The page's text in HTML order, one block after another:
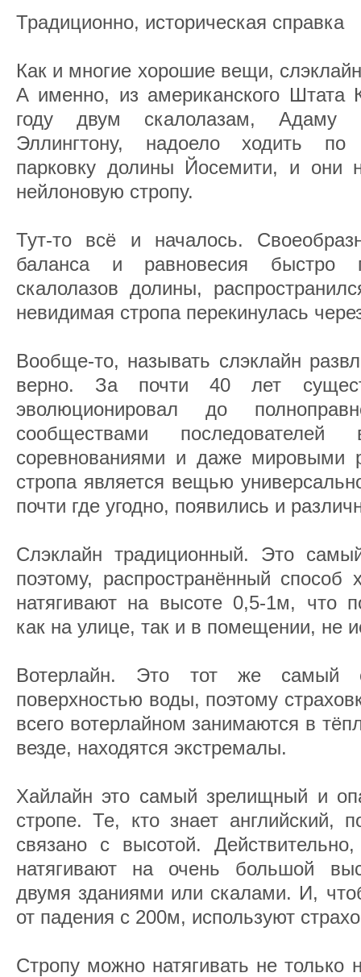
Традиционно, историческая справка
Как и многие хорошие вещи,
А именно, из американского Штата
году двум скалолазам, Адаму
Эллингтону, надоело ходить
парковку долины Йосемити, и они
нейлоновую стропу.
Тут-то всё и началось.
баланса и равновесия быстро
скалолазов долины,
невидимая стропа перекинулась
Вообще-то, называть слэклайн
верно. За почти 40 лет
эволюционировал до
сообществами
соревнованиями и даже мировыми
стропа является вещью
почти где угодно, появились и
Слэклайн традиционный. Это
поэтому, распространённый
натягивают на высоте 0,5-1м, что
как на улице, так и в помещении, не
Вотерлайн. Это тот же самый
поверхностью воды, поэтому
всего вотерлайном занимаются в
везде, находятся экстремалы.
Хайлайн это самый зрелищный и
стропе. Те, кто знает английский,
связано с высотой.
натягивают на очень большой
двумя зданиями или скалами. И,
от падения с 200м, используют
Стропу можно натягивать не только